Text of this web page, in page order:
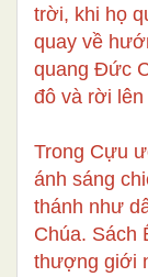
trời, khi họ
quay về
quang Đức
đô và rời
Trong Cựu
ánh sáng
thánh như
Chúa. Sách
thượng giới